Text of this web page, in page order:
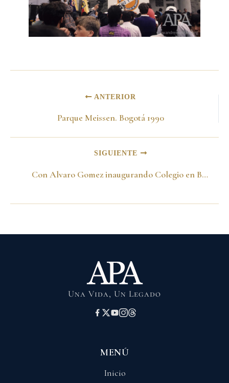
ANTERIOR
Parque Meissen. Bogotá 1990
SIGUIENTE
Con Alvaro Gomez inaugurando Colegio en Bogotá 1989
Una Vida, Un Legado
MENÚ
Inicio